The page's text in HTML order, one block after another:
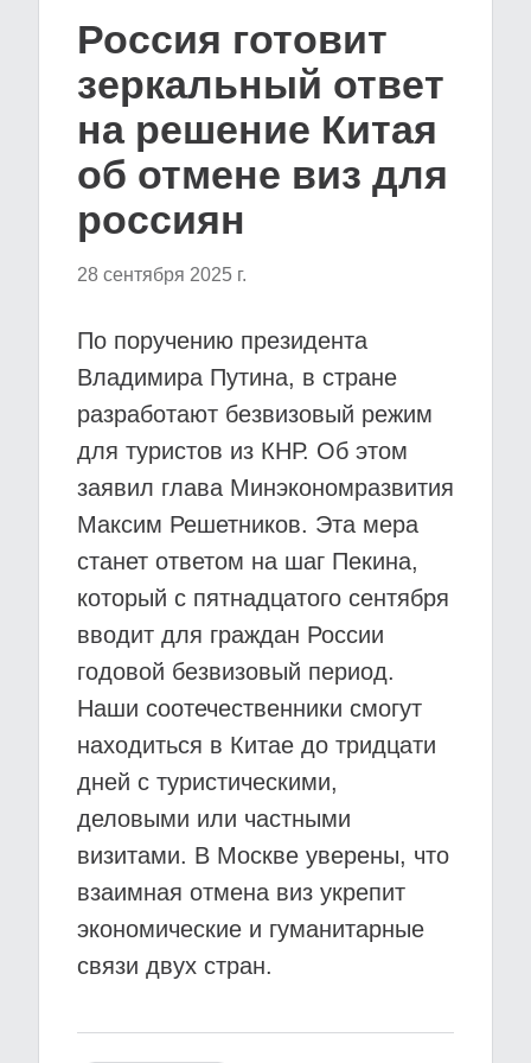
Россия готовит
зеркальный ответ
на решение Китая
об отмене виз для
россиян
28 сентября 2025 г.
По поручению президента
Владимира Путина, в стране
разработают безвизовый режим
для туристов из КНР. Об этом
заявил глава Минэкономразвития
Максим Решетников. Эта мера
станет ответом на шаг Пекина,
который с пятнадцатого сентября
вводит для граждан России
годовой безвизовый период.
Наши соотечественники смогут
находиться в Китае до тридцати
дней с туристическими,
деловыми или частными
визитами. В Москве уверены, что
взаимная отмена виз укрепит
экономические и гуманитарные
связи двух стран.